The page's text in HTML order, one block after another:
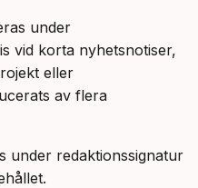
under
vid korta nyhetsnotiser,
eller
av flera
under redaktionssignatur